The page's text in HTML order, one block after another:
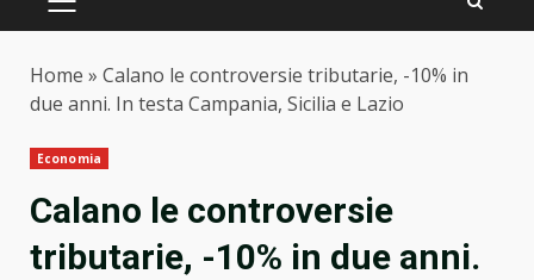
PRIMARY
Home » Calano le controversie tributarie, -10% in
due anni. In testa Campania, Sicilia e Lazio
Economia
Calano le controversie
tributarie, -10% in due anni.